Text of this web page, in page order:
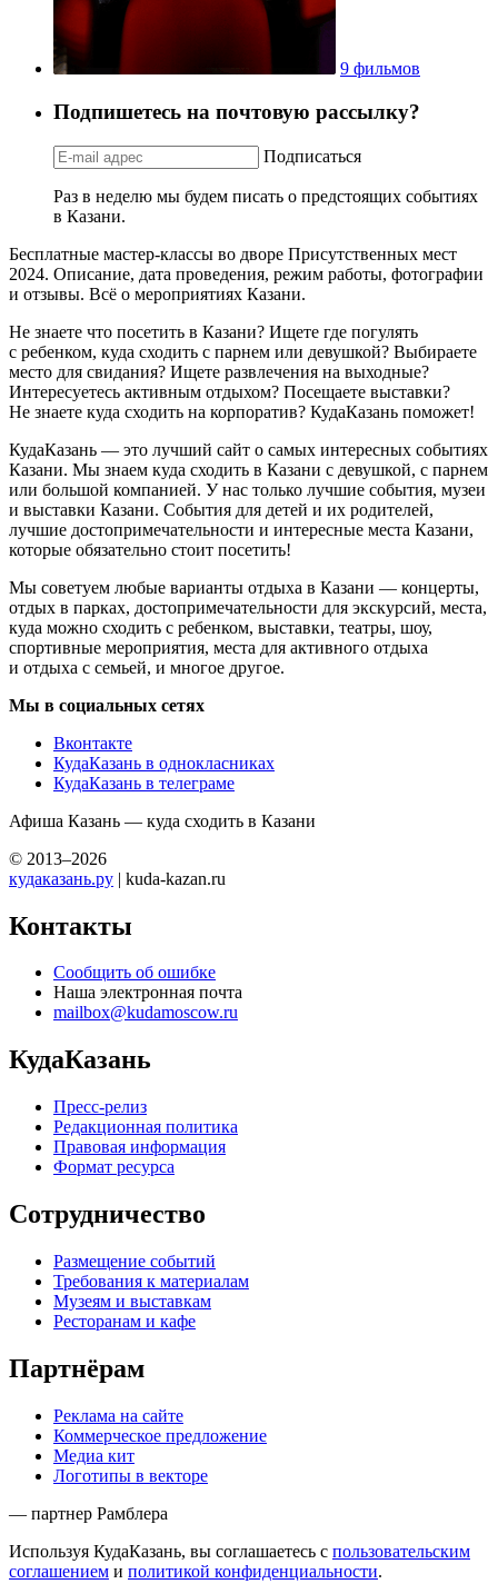
9 фильмов
Подпишетесь на почтовую рассылку?
Подписаться
Раз в неделю мы будем писать о предстоящих событиях
в Казани.
Бесплатные мастер-классы во дворе Присутственных мест
2024. Описание, дата проведения, режим работы, фотографии
и отзывы. Всё о мероприятиях Казани.
Не знаете что посетить в Казани? Ищете где погулять
с ребенком, куда сходить с парнем или девушкой? Выбираете
место для свидания? Ищете развлечения на выходные?
Интересуетесь активным отдыхом? Посещаете выставки?
Не знаете куда сходить на корпоратив? КудаКазань поможет!
КудаКазань — это лучший сайт о самых интересных событиях
Казани. Мы знаем куда сходить в Казани с девушкой, с парнем
или большой компанией. У нас только лучшие события, музеи
и выставки Казани. События для детей и их родителей,
лучшие достопримечательности и интересные места Казани,
которые обязательно стоит посетить!
Мы советуем любые варианты отдыха в Казани — концерты,
отдых в парках, достопримечательности для экскурсий, места,
куда можно сходить с ребенком, выставки, театры, шоу,
спортивные мероприятия, места для активного отдыха
и отдыха с семьей, и многое другое.
Мы в социальных сетях
Вконтакте
КудаКазань в однокласниках
КудаКазань в телеграме
Афиша Казань — куда сходить в Казани
© 2013–2026
кудаказань.ру | kuda-kazan.ru
Контакты
Сообщить об ошибке
Наша электронная почта
mailbox@kudamoscow.ru
КудаКазань
Пресс-релиз
Редакционная политика
Правовая информация
Формат ресурса
Сотрудничество
Размещение событий
Требования к материалам
Музеям и выставкам
Ресторанам и кафе
Партнёрам
Реклама на сайте
Коммерческое предложение
Медиа кит
Логотипы в векторе
— партнер Рамблера
Используя КудаКазань, вы соглашаетесь с пользовательским
соглашением и политикой конфиденциальности.